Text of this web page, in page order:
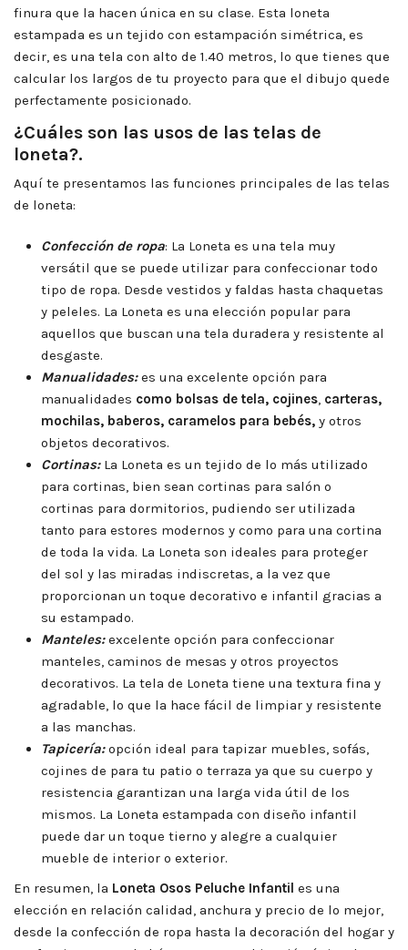
finura que la hacen única en su clase. Esta loneta
estampada es un tejido con estampación simétrica, es
decir, es una tela con alto de 1.40 metros, lo que tienes que
calcular los largos de tu proyecto para que el dibujo quede
perfectamente posicionado.
¿Cuáles son las usos de las telas de
loneta?.
Aquí te presentamos las funciones principales de las telas
de loneta:
Confección de ropa: La Loneta es una tela muy
versátil que se puede utilizar para confeccionar todo
tipo de ropa. Desde vestidos y faldas hasta chaquetas
y peleles. La Loneta es una elección popular para
aquellos que buscan una tela duradera y resistente al
desgaste.
Manualidades:es una excelente opción para
manualidades como bolsas de tela, cojines, carteras,
mochilas, baberos, caramelos para bebés, y otros
objetos decorativos.
Cortinas:La Loneta es un tejido de lo más utilizado
para cortinas, bien sean cortinas para salón o
cortinas para dormitorios, pudiendo ser utilizada
tanto para estores modernos y como para una cortina
de toda la vida. La Loneta son ideales para proteger
del sol y las miradas indiscretas, a la vez que
proporcionan un toque decorativo e infantil gracias a
su estampado.
Manteles: excelente opción para confeccionar
manteles, caminos de mesas y otros proyectos
decorativos. La tela de Loneta tiene una textura fina y
agradable, lo que la hace fácil de limpiar y resistente
a las manchas.
Tapicería:opción ideal para tapizar muebles, sofás,
cojines de para tu patio o terraza ya que su cuerpo y
resistencia garantizan una larga vida útil de los
mismos. La Loneta estampada con diseño infantil
puede dar un toque tierno y alegre a cualquier
mueble de interior o exterior.
En resumen, la Loneta Osos Peluche Infantil es una
elección en relación calidad, anchura y precio de lo mejor,
desde la confección de ropa hasta la decoración del hogar y